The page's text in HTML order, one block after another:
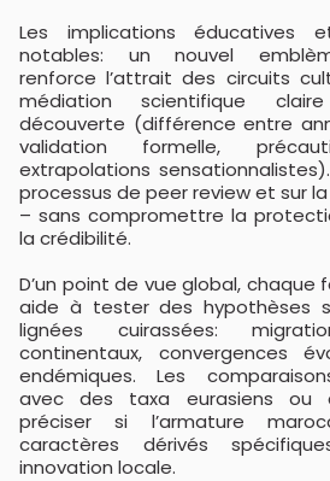
Les implications éducatives
notables: un nouvel
renforce l’attrait des circuits
médiation scientifique
découverte (différence entre
validation formelle,
extrapolations
processus de peer review et sur
– sans compromettre la
la crédibilité.
D’un point de vue global, chaque
aide à tester des hypothèses
lignées cuirassées:
continentaux, convergences
endémiques. Les
avec des taxa eurasiens ou
préciser si l’armature
caractères dérivés
innovation locale.